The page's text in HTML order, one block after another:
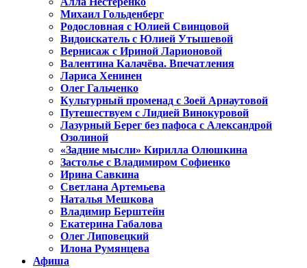
Михаил Гольденберг
Родословная с Юлией Свинцовой
Видоискатель с Юлией Утышевой
Вернисаж с Ириной Ларионовой
Валентина Калачёва. Впечатления
Лариса Хенинен
Олег Гальченко
Культурный променад с Зоей Арнаутовой
Путешествуем с Лидией Винокуровой
Лазурный Берег без пафоса с Александрой
Озолиной
«Задние мысли» Кирилла Олюшкина
Застолье с Владимиром Софиенко
Ирина Савкина
Светлана Артемьева
Наталья Мешкова
Владимир Берштейн
Екатерина Габалова
Олег Липовецкий
Илона Румянцева
Афиша